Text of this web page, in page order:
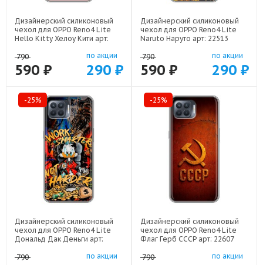
Дизайнерский силиконовый
чехол для OPPO Reno4 Lite
Hello Kitty Хелоу Кити арт:
790
590 ₽
по акции
290 ₽
Дизайнерский силиконовый
чехол для OPPO Reno4 Lite
Naruto Наруто арт: 22513
790
590 ₽
по акции
290 ₽
-25%
Дизайнерский силиконовый
чехол для OPPO Reno4 Lite
Дональд Дак Деньги арт:
790
по акции
-25%
Дизайнерский силиконовый
чехол для OPPO Reno4 Lite
Флаг Герб СССР арт: 22607
790 по акции